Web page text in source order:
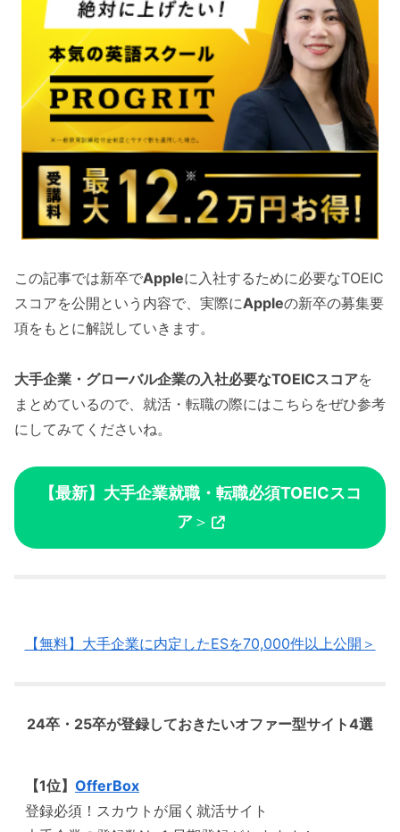
この記事では新卒でAppleに入社するために必要なTOEIC
スコアを公開という内容で、実際にAppleの新卒の募集要
項をもとに解説していきます。
大手企業・グローバル企業の入社必要なTOEICスコアを
まとめているので、就活・転職の際にはこちらをぜひ参考
にしてみてくださいね。
【最新】大手企業就職・転職必須TOEICスコ
ア＞
【無料】大手企業に内定したESを70,000件以上公開＞
24卒・25卒が登録しておきたいオファー型サイト4選
【1位】 OfferBox
登録必須！スカウトが届く就活サイト